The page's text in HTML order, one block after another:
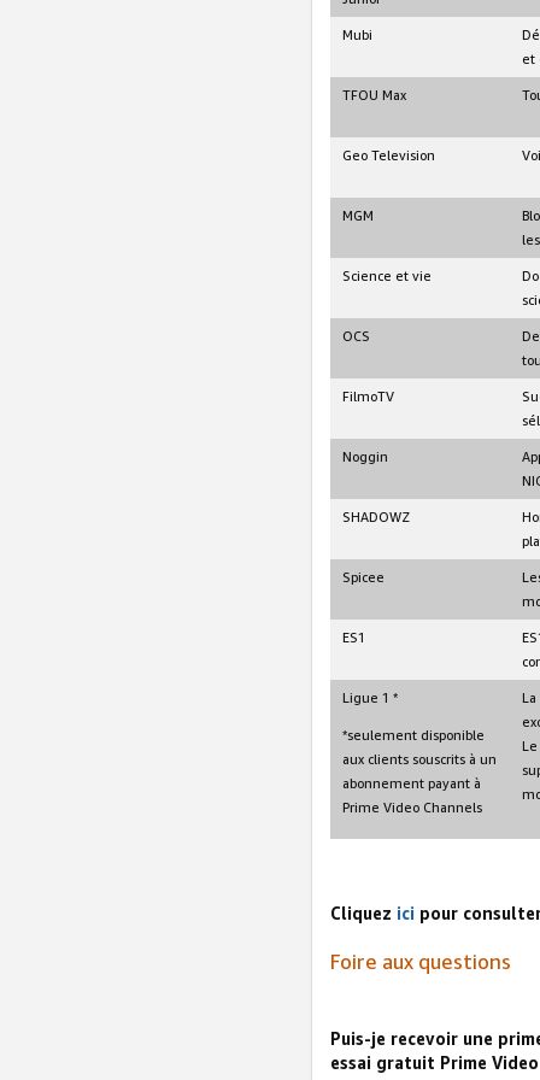
Mubi
et
TFOU Max
Geo Television
MGM
Science et vie
OCS
FilmoTV
Noggin
SHADOWZ
Spicee
ES1
Ligue 1 *
*seulement disponible
aux clients souscrits à un
abonnement payant à
Prime Video Channels
La
Cliquez ici pour
Foire aux questions
Puis-je recevoir une
essai gratuit Prime